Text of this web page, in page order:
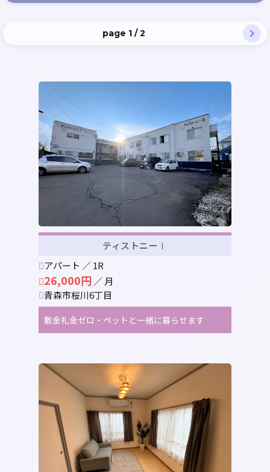
築年昇順
築年降順
page 1 / 2
ティストニーⅠ
アパート ／ 1R
26,000円／ 月
青森市桜川6丁目
敷金礼金ゼロ・ペットと一緒に暮らせます